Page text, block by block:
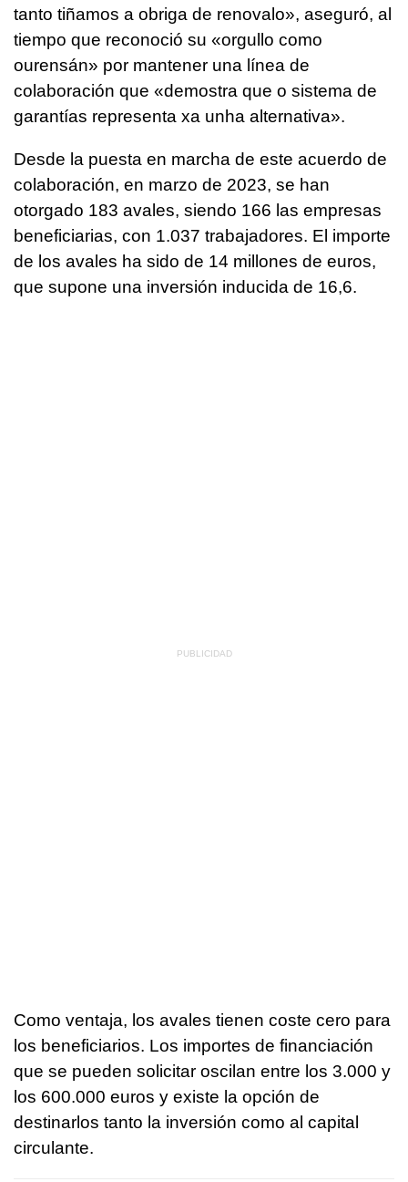
tanto tiñamos a obriga de renovalo», aseguró, al
tiempo que reconoció su «orgullo como
ourensán» por mantener una línea de
colaboración que «demostra que o sistema de
garantías representa xa unha alternativa».
Desde la puesta en marcha de este acuerdo de
colaboración, en marzo de 2023, se han
otorgado 183 avales, siendo 166 las empresas
beneficiarias, con 1.037 trabajadores. El importe
de los avales ha sido de 14 millones de euros,
que supone una inversión inducida de 16,6.
Como ventaja, los avales tienen coste cero para
los beneficiarios. Los importes de financiación
que se pueden solicitar oscilan entre los 3.000 y
los 600.000 euros y existe la opción de
destinarlos tanto la inversión como al capital
circulante.